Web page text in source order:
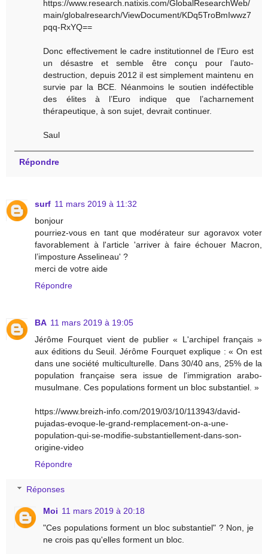
https://www.research.natixis.com/GlobalResearchWeb/
main/globalresearch/ViewDocument/KDq5TroBmIwwz7
pqq-RxYQ==
Donc effectivement le cadre institutionnel de l’Euro est
un désastre et semble être conçu pour l’auto-
destruction, depuis 2012 il est simplement maintenu en
survie par la BCE. Néanmoins le soutien indéfectible
des élites à l’Euro indique que l’acharnement
thérapeutique, à son sujet, devrait continuer.
Saul
Répondre
surf 11 mars 2019 à 11:32
bonjour
pourriez-vous en tant que modérateur sur agoravox voter
favorablement à l'article 'arriver à faire échouer Macron,
l’imposture Asselineau' ?
merci de votre aide
Répondre
BA 11 mars 2019 à 19:05
Jérôme Fourquet vient de publier « L'archipel français »
aux éditions du Seuil. Jérôme Fourquet explique : « On est
dans une société multiculturelle. Dans 30/40 ans, 25% de la
population française sera issue de l'immigration arabo-
musulmane. Ces populations forment un bloc substantiel. »
https://www.breizh-info.com/2019/03/10/113943/david-
pujadas-evoque-le-grand-remplacement-on-a-une-
population-qui-se-modifie-substantiellement-dans-son-
origine-video
Répondre
Réponses
Moi 11 mars 2019 à 20:18
"Ces populations forment un bloc substantiel" ? Non, je
ne crois pas qu'elles forment un bloc.